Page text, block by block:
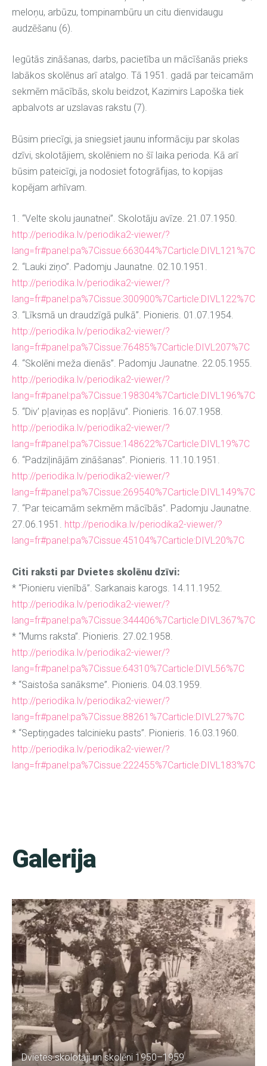
meloņu, arbūzu, tompinambūru un citu dienvidaugu
audzēšanu (6).
Iegūtās zināšanas, darbs, pacietība un mācīšanās prieks
labākos skolēnus arī atalgo. Tā 1951. gadā par teicamām
sekmēm mācībās, skolu beidzot, Kazimirs Lapoška tiek
apbalvots ar uzslavas rakstu (7).
Būsim priecīgi, ja sniegsiet jaunu informāciju par skolas
dzīvi, skolotājiem, skolēniem no šī laika perioda. Kā arī
būsim pateicīgi, ja nodosiet fotogrāfijas, to kopijas
kopējam arhīvam.
1. “Velte skolu jaunatnei”. Skolotāju avīze. 21.07.1950.
http://periodika.lv/periodika2-viewer/?
lang=fr#panel:pa%7Cissue:663044%7Carticle:DIVL121%7C
2. “Lauki ziņo”. Padomju Jaunatne. 02.10.1951.
http://periodika.lv/periodika2-viewer/?
lang=fr#panel:pa%7Cissue:300900%7Carticle:DIVL122%7C
3. “Līksmā un draudzīgā pulkā”. Pionieris. 01.07.1954.
http://periodika.lv/periodika2-viewer/?
lang=fr#panel:pa%7Cissue:76485%7Carticle:DIVL207%7C
4. “Skolēni meža dienās”. Padomju Jaunatne. 22.05.1955.
http://periodika.lv/periodika2-viewer/?
lang=fr#panel:pa%7Cissue:198304%7Carticle:DIVL196%7C
5. “Div’ pļaviņas es nopļāvu”. Pionieris. 16.07.1958.
http://periodika.lv/periodika2-viewer/?
lang=fr#panel:pa%7Cissue:148622%7Carticle:DIVL19%7C
6. “Padziļinājām zināšanas”. Pionieris. 11.10.1951.
http://periodika.lv/periodika2-viewer/?
lang=fr#panel:pa%7Cissue:269540%7Carticle:DIVL149%7C
7. “Par teicamām sekmēm mācībās”. Padomju Jaunatne.
27.06.1951. http://periodika.lv/periodika2-viewer/?
lang=fr#panel:pa%7Cissue:45104%7Carticle:DIVL20%7C
Citi raksti par Dvietes skolēnu dzīvi:
* “Pionieru vienībā”. Sarkanais karogs. 14.11.1952.
http://periodika.lv/periodika2-viewer/?
lang=fr#panel:pa%7Cissue:344406%7Carticle:DIVL367%7C
* “Mums raksta”. Pionieris. 27.02.1958.
http://periodika.lv/periodika2-viewer/?
lang=fr#panel:pa%7Cissue:64310%7Carticle:DIVL56%7C
* “Saistoša sanāksme”. Pionieris. 04.03.1959.
http://periodika.lv/periodika2-viewer/?
lang=fr#panel:pa%7Cissue:88261%7Carticle:DIVL27%7C
* “Septiņgades talcinieku pasts”. Pionieris. 16.03.1960.
http://periodika.lv/periodika2-viewer/?
lang=fr#panel:pa%7Cissue:222455%7Carticle:DIVL183%7C
Galerija
Dvietes skolotāji un skolēni 1950–1959